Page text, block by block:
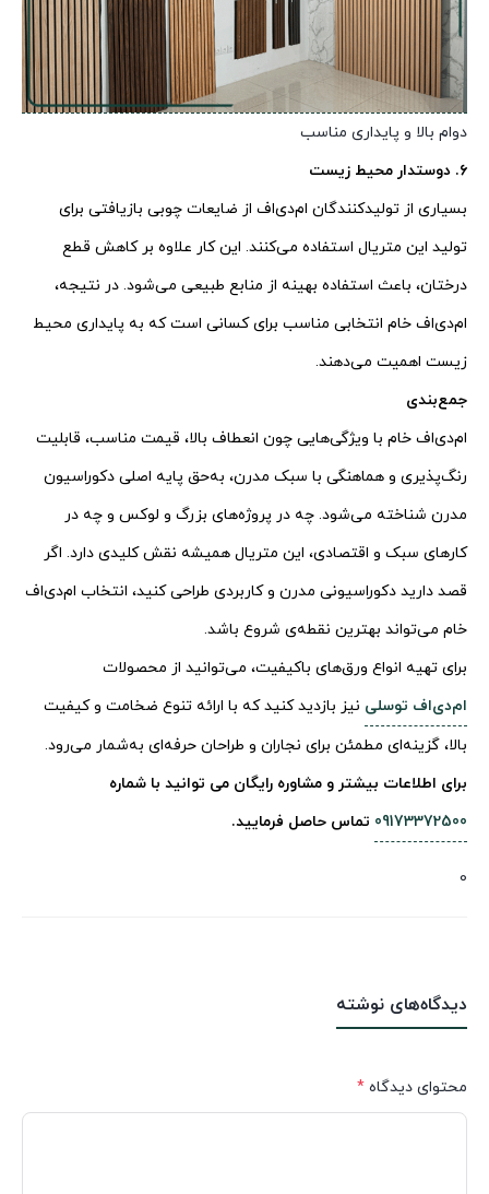
دوام بالا و پایداری مناسب
۶. دوستدار محیط زیست
بسیاری از تولیدکنندگان ام‌دی‌اف از ضایعات چوبی بازیافتی برای
تولید این متریال استفاده می‌کنند. این کار علاوه بر کاهش قطع
درختان، باعث استفاده بهینه از منابع طبیعی می‌شود. در نتیجه،
ام‌دی‌اف خام انتخابی مناسب برای کسانی است که به پایداری محیط
زیست اهمیت می‌دهند.
جمع‌بندی
ام‌دی‌اف خام با ویژگی‌هایی چون انعطاف بالا، قیمت مناسب، قابلیت
رنگ‌پذیری و هماهنگی با سبک مدرن، به‌حق پایه اصلی دکوراسیون
مدرن شناخته می‌شود. چه در پروژه‌های بزرگ و لوکس و چه در
کارهای سبک و اقتصادی، این متریال همیشه نقش کلیدی دارد. اگر
قصد دارید دکوراسیونی مدرن و کاربردی طراحی کنید، انتخاب ام‌دی‌اف
خام می‌تواند بهترین نقطه‌ی شروع باشد.
برای تهیه انواع ورق‌های باکیفیت، می‌توانید از محصولات
ام‌دی‌اف توسلی نیز بازدید کنید که با ارائه تنوع ضخامت و کیفیت
بالا، گزینه‌ای مطمئن برای نجاران و طراحان حرفه‌ای به‌شمار می‌رود.
برای اطلاعات بیشتر و مشاوره رایگان می توانید با شماره
09173372500 تماس حاصل فرمایید.
0
دیدگاه‌های نوشته
محتوای دیدگاه *